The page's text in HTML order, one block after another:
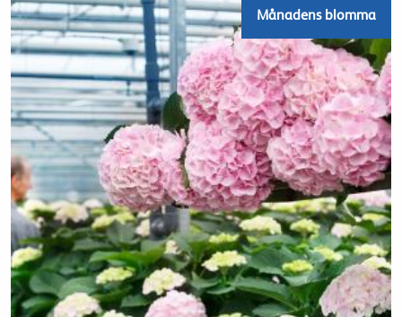
Månadens blomma